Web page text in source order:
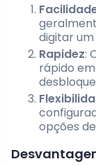
digitar um
Rapidez:
rápido
opções